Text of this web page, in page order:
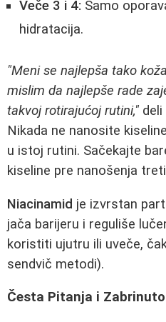
Veče 3 i 4: Samo
hidratacija.
"Meni se najlepša tako
mislim da najlepše rade
takvoj rotirajućoj rutini,"
Nikada ne nanosite
u istoj rutini. Sačekajte
kiseline pre nanošenja
Niacinamid je izvrstan
jača barijeru i reguliše
koristiti ujutru ili uveče,
sendvič metodi).
Česta Pitanja i